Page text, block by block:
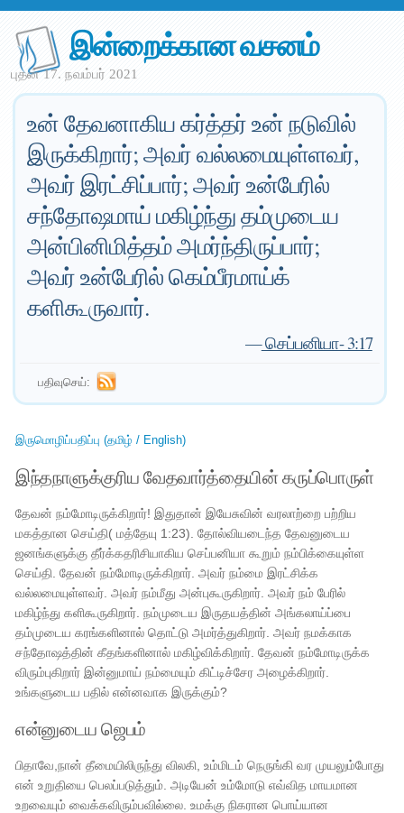
இன்றைக்கான வசனம்
புதன் 17. நவம்பர் 2021
உன் தேவனாகிய கர்த்தர் உன் நடுவில்
இருக்கிறார்; அவர் வல்லமையுள்ளவர்,
அவர் இரட்சிப்பார்; அவர் உன்பேரில்
சந்தோஷமாய் மகிழ்ந்து தம்முடைய
அன்பினிமித்தம் அமர்ந்திருப்பார்;
அவர் உன்பேரில் கெம்பீரமாய்க்
களிகூருவார்.
—செப்பனியா- 3:17
பதிவுசெய்:
இருமொழிப்பதிப்பு (தமிழ் / English)
இந்தநாளுக்குரிய வேதவார்த்தையின் கருப்பொருள்
தேவன் நம்மோடிருக்கிறார்! இதுதான் இயேசுவின் வரலாற்றை பற்றிய
மகத்தான செய்தி( மத்தேயு 1:23). தோல்வியடைந்த தேவனுடைய
ஜனங்களுக்கு தீர்க்கதரிசியாகிய செப்பனியா கூறும் நம்பிக்கையுள்ள
செய்தி. தேவன் நம்மோடிருக்கிறார். அவர் நம்மை இரட்சிக்க
வல்லமையுள்ளவர். அவர் நம்மீது அன்புகூருகிறார். அவர் நம் பேரில்
மகிழ்ந்து களிகூருகிறார். நம்முடைய இருதயத்தின் அங்கலாய்ப்பை
தம்முடைய கரங்களினால் தொட்டு அமர்த்துகிறார். அவர் நமக்காக
சந்தோஷத்தின் கீதங்களினால் மகிழ்விக்கிறார். தேவன் நம்மோடிருக்க
விரும்புகிறார் இன்னுமாய் நம்மையும் கிட்டிச்சேர அழைக்கிறார்.
உங்களுடைய பதில் என்னவாக இருக்கும்?
என்னுடைய ஜெபம்
பிதாவே,நான் தீமையிலிருந்து விலகி, உம்மிடம் நெருங்கி வர முயலும்போது
என் உறுதியை பெலப்படுத்தும். அடியேன் உம்மோடு எவ்வித மாயமான
உறவையும் வைக்கவிரும்பவில்லை. உமக்கு நிகரான பொய்யான